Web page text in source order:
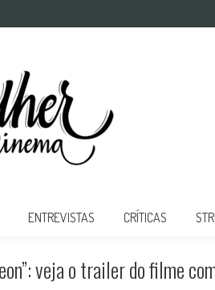
ENTREVISTAS CRÍTICAS
veja o trailer do filme